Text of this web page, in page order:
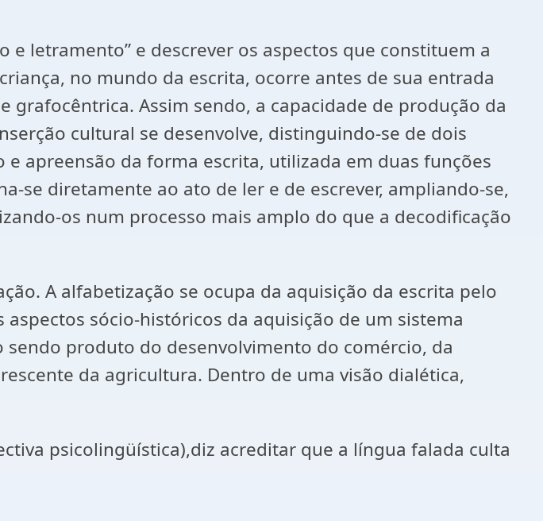
e descrever os aspectos que constituem a
no mundo da escrita, ocorre antes de sua entrada
grafocêntrica. Assim sendo, a capacidade de produção da
cultural se desenvolve, distinguindo-se de dois
apreensão da forma escrita, utilizada em duas funções
se diretamente ao ato de ler e de escrever, ampliando-se,
os num processo mais amplo do que a decodificação
A alfabetização se ocupa da aquisição da escrita pelo
sócio-históricos da aquisição de um sistema
produto do desenvolvimento do comércio, da
da agricultura. Dentro de uma visão dialética,
psicolingüística),diz acreditar que a língua falada culta